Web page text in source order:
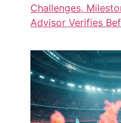
Challenges,
Advisor Verifies